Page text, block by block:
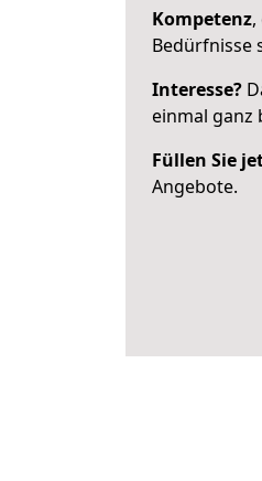
Kompetenz
Bedürfnisse
Interesse?
einmal ganz
Füllen Sie
Angebote.